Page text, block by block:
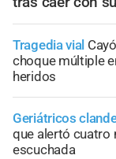
Tragedia vial
choque múltiple
heridos
Geriátricos
que alertó cuatro
escuchada